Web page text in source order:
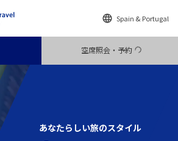
Spain & Portugal
空席照会・予約
あなたらしい旅のスタイル